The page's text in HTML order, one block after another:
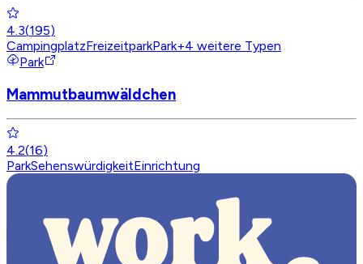
4.3(195)
CampingplatzFreizeitparkPark+4 weitere Typen
Park
Mammutbaumwäldchen
4.2(16)
ParkSehenswürdigkeitEinrichtung